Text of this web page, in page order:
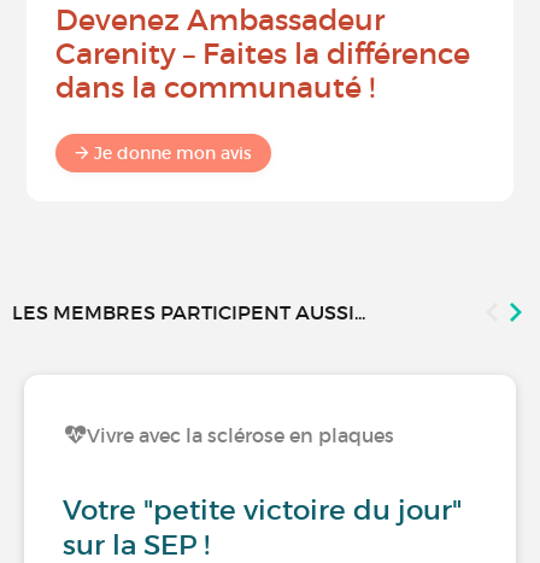
Devenez Ambassadeur
Carenity – Faites la différence
dans la communauté !
Je donne mon avis
LES MEMBRES PARTICIPENT AUSSI...
Vivre avec la sclérose en plaques
Votre "petite victoire du jour"
sur la SEP !